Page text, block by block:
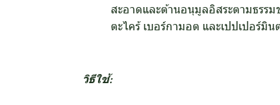
สะอาดและต้านอนุมูลอิสระตามธรร
ตะไคร้ เบอร์กามอต และเปปเปอร์
วิธีใช้: